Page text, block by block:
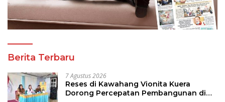
Berita Terbaru
7 Agustus 2026
Reses di Kawahang Vionita Kuera
Dorong Percepatan Pembangunan di